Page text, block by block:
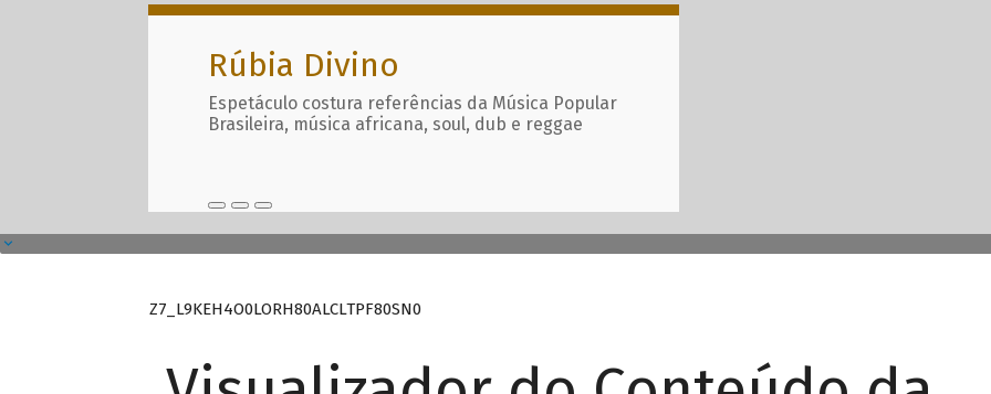
Rúbia Divino
Espetáculo costura referências da Música Popular
Brasileira, música africana, soul, dub e reggae
Z7_L9KEH4O0LORH80ALCLTPF80SN0